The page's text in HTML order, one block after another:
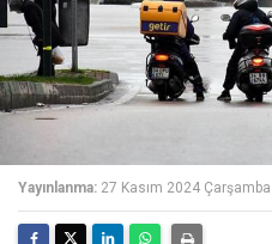
Yayınlanma: 27 Kasım 2024